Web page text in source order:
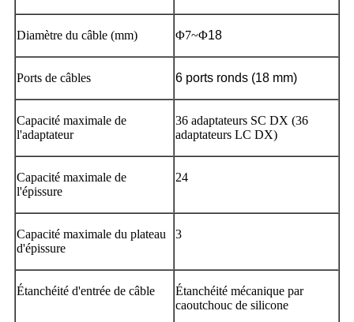
Diamètre du câble (mm) Φ7~Φ18
Ports de câbles 6 ports ronds (18 mm)
Capacité maximale de
l'adaptateur
36 adaptateurs SC DX (36
adaptateurs LC DX)
Capacité maximale de
l'épissure
24
Capacité maximale du plateau
d'épissure
3
Étanchéité d'entrée de câble
Étanchéité mécanique par
caoutchouc de silicone